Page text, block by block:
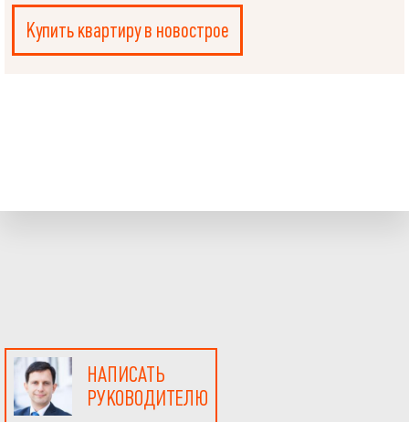
Купить квартиру в новострое
НАПИСАТЬ
РУКОВОДИТЕЛЮ